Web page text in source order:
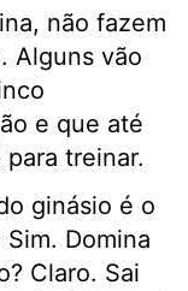
não fazem
Alguns vão
e que até
treinar.
ginásio é o
Domina
Claro. Sai